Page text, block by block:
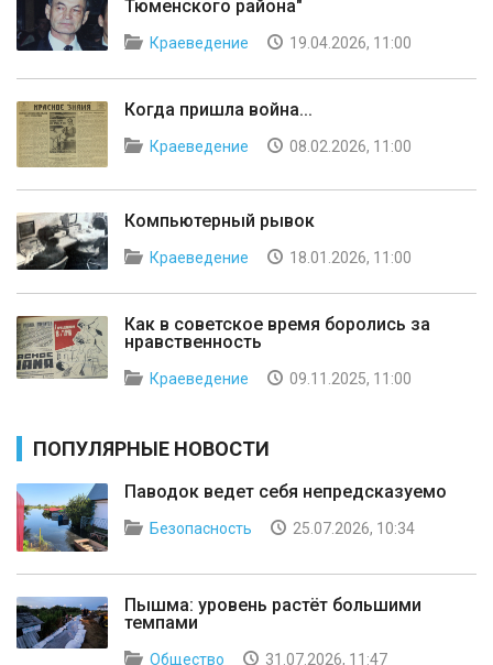
Тюменского района"
Краеведение 19.04.2026, 11:00
Когда пришла война...
Краеведение 08.02.2026, 11:00
Компьютерный рывок
Краеведение 18.01.2026, 11:00
Как в советское время боролись за
нравственность
Краеведение 09.11.2025, 11:00
ПОПУЛЯРНЫЕ НОВОСТИ
Паводок ведет себя непредсказуемо
Безопасность 25.07.2026, 10:34
Пышма: уровень растёт большими
темпами
Общество 31.07.2026, 11:47